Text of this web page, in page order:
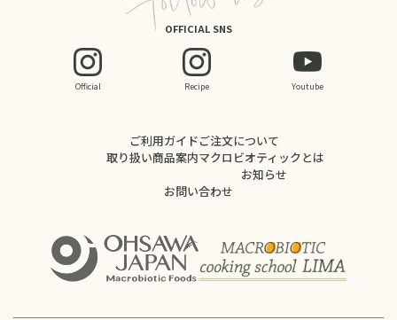
OFFICIAL SNS
Official Recipe Youtube
ご利用ガイドご注文について
取り扱い商品案内マクロビオティックとは
お知らせ
お問い合わせ